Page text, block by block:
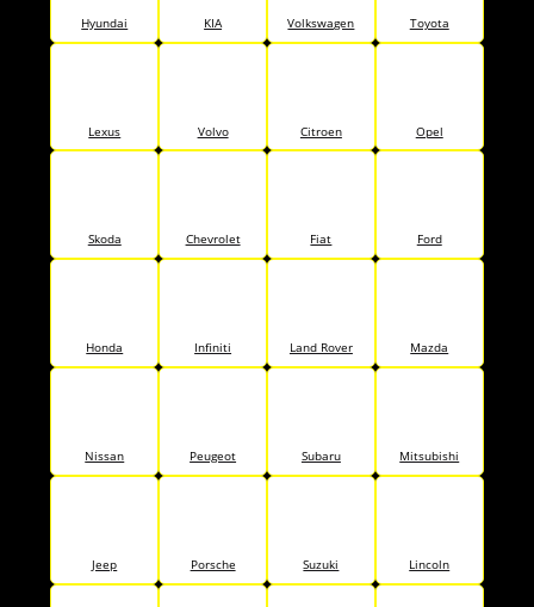
Hyundai KIA Volkswagen Toyota
Lexus Volvo Citroen Opel
Skoda Chevrolet Fiat Ford
Honda Infiniti Land Rover Mazda
Nissan Peugeot Subaru Mitsubishi
Jeep Porsche Suzuki Lincoln